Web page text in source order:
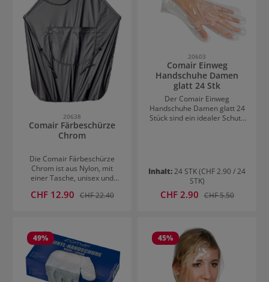
20638
Comair Färbeschürze
Chrom
Die Comair Färbeschürze
Chrom ist aus Nylon, mit
einer Tasche, unisex und
Verkaufspreis:
CHF 12.90 Regulärer Preis:
CHF 22.40
20603
Comair Einweg
Handschuhe Damen
glatt 24 Stk
Der Comair Einweg
Handschuhe Damen glatt 24
Stück sind ein idealer Schutz
durch Haarfärbemittel.
Außerdem helfen sie dabei
die Hygienestandards zu
erfüllen. Die glatten,
die rechte als auch die linke
Hand der Frauen geeignet.
Inhalt:24 STK(CHF 2.90 / 24
STK)
Verkaufspreis:
CHF 2.90 Regulärer Preis:
CHF 5.50
49% 45%